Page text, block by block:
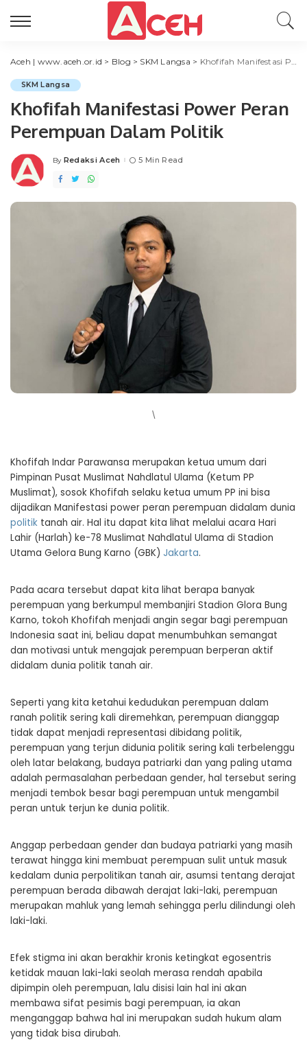
Aceh | www.aceh.or.id > Blog > SKM Langsa > Khofifah Manifestasi Power Peran Perempuan Dalam Politik
SKM Langsa
Khofifah Manifestasi Power Peran
Perempuan Dalam Politik
Posted
By Redaksi Aceh 5 Min Read
\
Khofifah Indar Parawansa merupakan ketua umum dari
Pimpinan Pusat Muslimat Nahdlatul Ulama (Ketum PP
Muslimat), sosok Khofifah selaku ketua umum PP ini bisa
dijadikan Manifestasi power peran perempuan didalam dunia
politik tanah air. Hal itu dapat kita lihat melalui acara Hari
Lahir (Harlah) ke-78 Muslimat Nahdlatul Ulama di Stadion
Utama Gelora Bung Karno (GBK) Jakarta.
Pada acara tersebut dapat kita lihat berapa banyak
perempuan yang berkumpul membanjiri Stadion Glora Bung
Karno, tokoh Khofifah menjadi angin segar bagi perempuan
Indonesia saat ini, beliau dapat menumbuhkan semangat
dan motivasi untuk mengajak perempuan berperan aktif
didalam dunia politik tanah air.
Seperti yang kita ketahui kedudukan perempuan dalam
ranah politik sering kali diremehkan, perempuan dianggap
tidak dapat menjadi representasi dibidang politik,
perempuan yang terjun didunia politik sering kali terbelenggu
oleh latar belakang, budaya patriarki dan yang paling utama
adalah permasalahan perbedaan gender, hal tersebut sering
menjadi tembok besar bagi perempuan untuk mengambil
peran untuk terjun ke dunia politik.
Anggap perbedaan gender dan budaya patriarki yang masih
terawat hingga kini membuat perempuan sulit untuk masuk
kedalam dunia perpolitikan tanah air, asumsi tentang derajat
perempuan berada dibawah derajat laki-laki, perempuan
merupakan mahluk yang lemah sehingga perlu dilindungi oleh
laki-laki.
Efek stigma ini akan berakhir kronis ketingkat egosentris
ketidak mauan laki-laki seolah merasa rendah apabila
dipimpin oleh perempuan, lalu disisi lain hal ini akan
membawa sifat pesimis bagi perempuan, ia akan
menganggap bahwa hal ini merupakan sudah hukum alam
yang tidak bisa dirubah.